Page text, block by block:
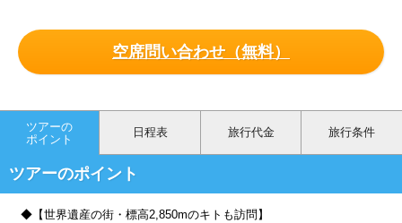
空席問い合わせ（無料）
ツアーの
ポイント
日程表 旅行代金 旅行条件
ツアーのポイント
◆【世界遺産の街・標高2,850mのキトも訪問】